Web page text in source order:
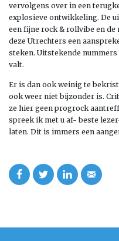
vervolgens over in een
explosieve ontwikkeling. De
een fijne rock & rollvibe en
deze Utrechters een
steken. Uitstekende
valt.
Er is dan ook weinig te
ook weer niet bijzonder is.
ze hier geen progrock
spreek ik met u af- beste
laten. Dit is immers een